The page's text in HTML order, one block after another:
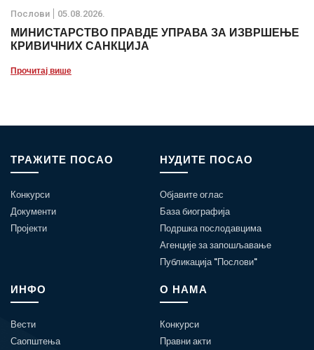
Послови 05.08.2026.
МИНИСТАРСТВО ПРАВДЕ УПРАВА ЗА ИЗВРШЕЊЕ
КРИВИЧНИХ САНКЦИЈА
Прочитај више
ТРАЖИТЕ ПОСАО
Конкурси
Документи
Пројекти
НУДИТЕ ПОСАО
Објавите оглас
База биографија
Подршка послодавцима
Агенције за запошљавање
Публикација "Послови"
ИНФО
Вести
Саопштења
О НАМА
Конкурси
Правни акти